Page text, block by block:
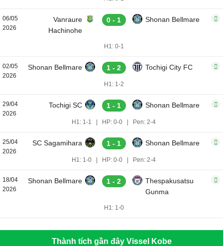
06/05
2026
Vanraure
Hachinohe
0 - 1 Shonan Bellmare
H1: 0-1
02/05
2026
Shonan Bellmare 1 - 2 Tochigi City FC
H1: 1-2
29/04
2026
Tochigi SC 1 - 1 Shonan Bellmare
H1: 1-1 HP: 0-0 Pen: 2-4
25/04
2026
SC Sagamihara 1 - 1 Shonan Bellmare
H1: 1-0 HP: 0-0 Pen: 2-4
18/04
2026
Shonan Bellmare 1 - 2
Thespakusatsu
Gunma
H1: 1-0
Thành tích gần đây Vissel Kobe